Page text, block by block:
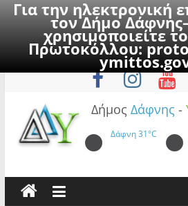
Για την ηλεκτρονική
τον Δήμο
χρησιμοποιείτε
Πρωτοκόλλου:
to
Παρασκευή, 7
Δήμος Δάφνης -
Δάφνη31°C